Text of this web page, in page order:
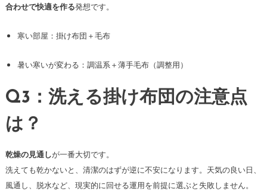
合わせで快適を作る発想です。
寒い部屋：掛け布団＋毛布
暑い寒いが変わる：調温系＋薄手毛布（調整用）
Q3：洗える掛け布団の注意点
は？
乾燥の見通しが一番大切です。
洗えても乾かないと、清潔のはずが逆に不安になります。天気の良い日、
風通し、脱水など、現実的に回せる運用を前提に選ぶと失敗しません。